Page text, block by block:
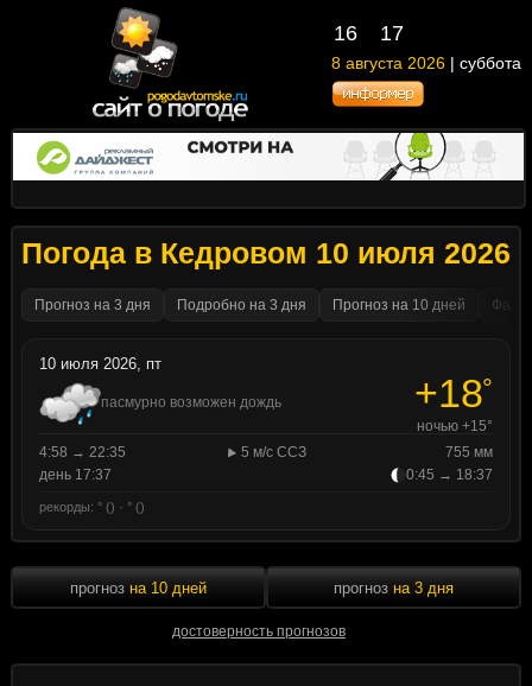
16 17
8 августа 2026 | суббота
Погода в Кедровом 10 июля 2026
Прогноз на 3 дня Подробно на 3 дня Прогноз на 10 дней
10 июля 2026, пт
пасмурно возможен дождь +18°
ночью +15°
4:58 → 22:35
5 м/с ССЗ
755 мм
день 17:37
0:45 → 18:37
рекорды: ° () · ° ()
прогноз на 10 дней
достоверность прогнозов
прогноз на 3 дня